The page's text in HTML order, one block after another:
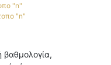
"n"
"n"
βαθμολογία,